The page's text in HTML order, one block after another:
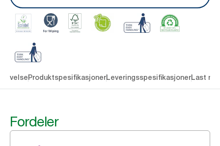
ProduktspesifikasjonerLeveringsspesifikasjonerLast
Fordeler